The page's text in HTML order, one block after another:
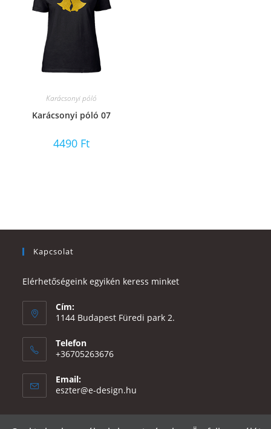
Karácsonyi póló
Karácsonyi póló 07
4490 Ft
Kapcsolat
Elérhetőségeink egyikén keress minket
Cím:
1144 Budapest Füredi park 2.
Telefon
+36705263676
Email:
eszter@e-design.hu